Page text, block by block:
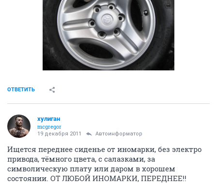
ОТВЕТИТЬ
хулиган
mcgregor
19 декабря 2011 Автоинформатор
Ищется переднее сиденье от иномарки, без электро
привода, тёмного цвета, с салазками, за
символическую плату или даром в хорошем
состоянии. ОТ ЛЮБОЙ ИНОМАРКИ, ПЕРЕДНЕЕ!!